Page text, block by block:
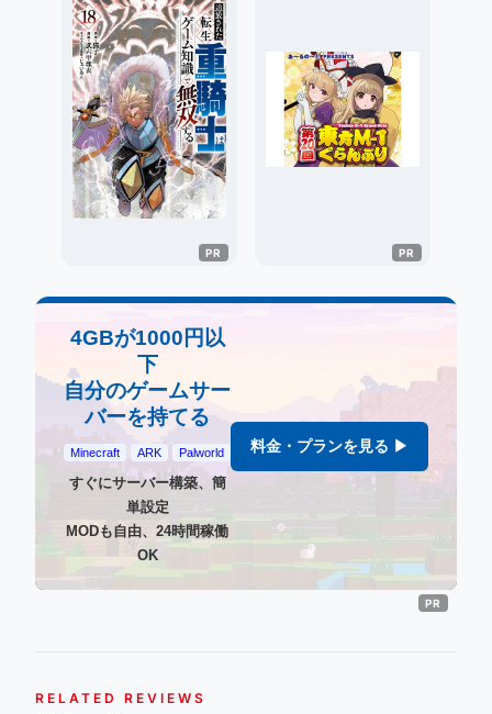
4GBが1000円以
下
自分のゲームサー
バーを持てる
Minecraft ARK Palworld
すぐにサーバー構築、簡
単設定
MODも自由、24時間稼働
OK
料金・プランを見る ▶
RELATED REVIEWS